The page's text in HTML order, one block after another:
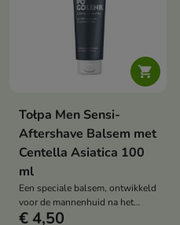

Tołpa Men Sensi-
Aftershave Balsem met
Centella Asiatica 100
ml
Een speciale balsem, ontwikkeld
voor de mannenhuid na het
scheren, met name voor de
€ 4,50